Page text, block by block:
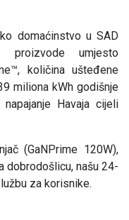
domaćinstvo u SAD
proizvode umjesto
količina ušteđene
miliona kWh godišnje
Havaja cijeli
(GaNPrime 120W),
našu 24-
za korisnike.